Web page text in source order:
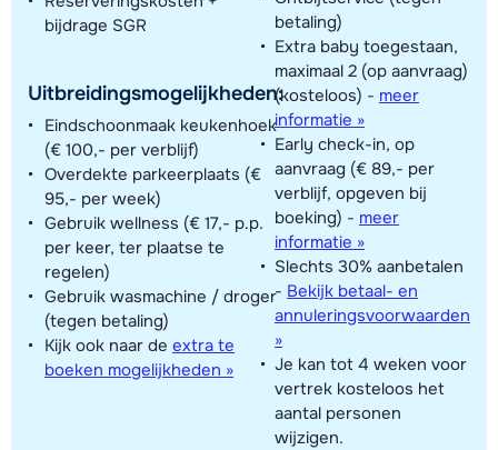
bijdrage SGR
Uitbreidingsmogelijkheden:
Eindschoonmaak keukenhoek
(€ 100,- per verblijf)
Overdekte parkeerplaats (€
95,- per week)
Gebruik wellness (€ 17,- p.p.
per keer, ter plaatse te
regelen)
Gebruik wasmachine / droger
(tegen betaling)
Kijk ook naar de extra te
boeken mogelijkheden »
betaling)
Extra baby toegestaan,
maximaal 2 (op aanvraag)
(kosteloos) - meer
informatie »
Early check-in, op
aanvraag (€ 89,- per
verblijf, opgeven bij
boeking) - meer
informatie »
Slechts 30% aanbetalen
- Bekijk betaal- en
annuleringsvoorwaarden
»
Je kan tot 4 weken voor
vertrek kosteloos het
aantal personen
wijzigen.